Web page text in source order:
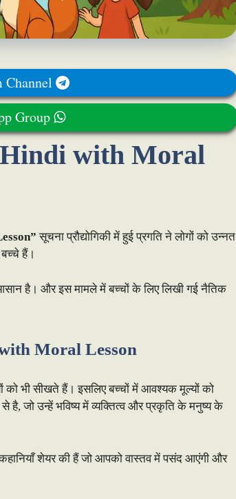
Channel
Group
with Moral
सूचना प्रौद्योगिकी में हुई प्रगति ने लोगों को उन्नत
हैं।
है। और इस मामले में बच्चों के लिए लिखी गई नैतिक
Moral Lesson
भी सीखते हैं। इसलिए बच्चों में आवश्यक मूल्यों को
जो उन्हें भविष्य में व्यक्तित्व और प्रकृति के मनुष्य के
शेयर की हैं जो आपको वास्तव में पसंद आएंगी और